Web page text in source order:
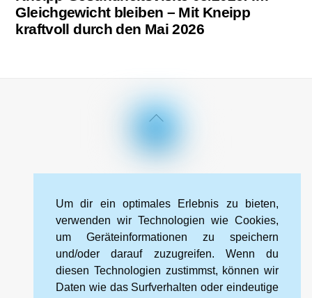
Gleichgewicht bleiben – Mit Kneipp
kraftvoll durch den Mai 2026
Back
Top
Cookie-Richtlinie (EU)
Kneipp-Bund Landesverband Sachsen e. V.
Wehlener Straße 46
Um dir ein optimales Erlebnis zu bieten,
verwenden wir Technologien wie Cookies,
um Geräteinformationen zu speichern
und/oder darauf zuzugreifen. Wenn du
diesen Technologien zustimmst, können wir
Daten wie das Surfverhalten oder eindeutige